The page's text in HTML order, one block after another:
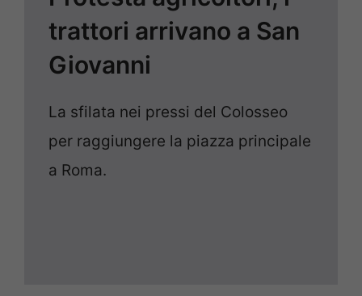
trattori arrivano a San
Giovanni
La sfilata nei pressi del Colosseo
per raggiungere la piazza principale
a Roma.